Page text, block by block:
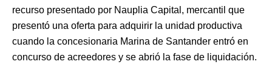
recurso presentado por Nauplia Capital, mercantil que
presentó una oferta para adquirir la unidad productiva
cuando la concesionaria Marina de Santander entró en
concurso de acreedores y se abrió la fase de liquidación.